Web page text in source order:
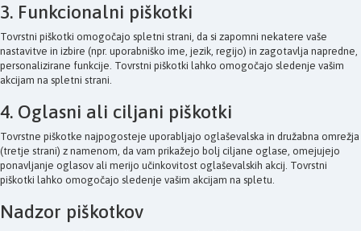
3. Funkcionalni piškotki
Tovrstni piškotki omogočajo spletni strani, da si zapomni nekatere vaše
nastavitve in izbire (npr. uporabniško ime, jezik, regijo) in zagotavlja napredne,
personalizirane funkcije. Tovrstni piškotki lahko omogočajo sledenje vašim
akcijam na spletni strani.
4. Oglasni ali ciljani piškotki
Tovrstne piškotke najpogosteje uporabljajo oglaševalska in družabna omrežja
(tretje strani) z namenom, da vam prikažejo bolj ciljane oglase, omejujejo
ponavljanje oglasov ali merijo učinkovitost oglaševalskih akcij. Tovrstni
piškotki lahko omogočajo sledenje vašim akcijam na spletu.
Nadzor piškotkov